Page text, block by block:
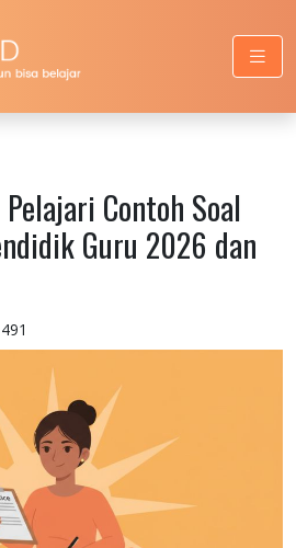
Contoh Soal
Guru 2026 dan
491